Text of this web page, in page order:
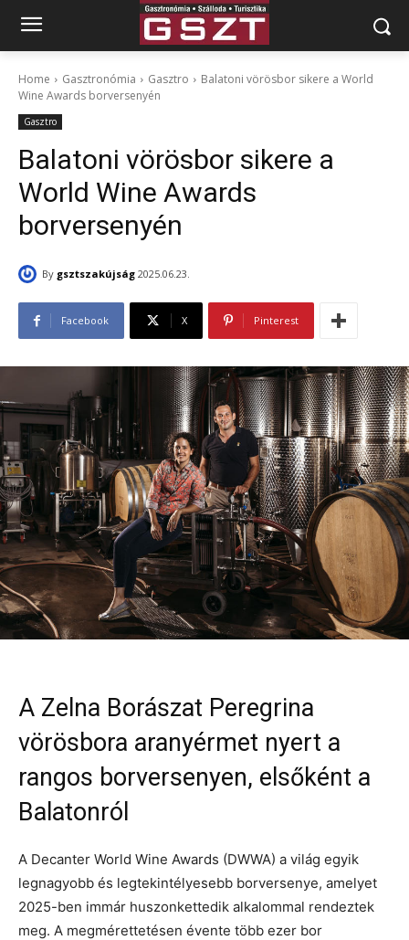
Home Gasztronómia Gasztro
Balatoni vörösbor sikere a World
Wine Awards borversenyén
Gasztro
Balatoni vörösbor sikere a
World Wine Awards
borversenyén
By gsztszakújság 2025.06.23.
Facebook X Pinterest
A Zelna Borászat Peregrina
vörösbora aranyérmet nyert a
rangos borversenyen, elsőként a
Balatonról
A Decanter World Wine Awards (DWWA) a világ egyik
legnagyobb és legtekintélyesebb borversenye, amelyet
2025-ben immár huszonkettedik alkalommal rendeztek
meg. A megmérettetésen évente több ezer bor